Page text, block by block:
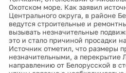
Охотском море. Как заявил
Центрального округа, в районе
ведутся строительные и
вызывать незначительные
это и стало причиной просадки
Источник отметил, что размеры
незначительными, а перекрытие
направлению от Белорусской в